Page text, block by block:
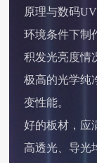
原理与数码
环境条件下制
积发光亮度情
极高的光学纯
变性能。
好的板材，应
高透光、导光